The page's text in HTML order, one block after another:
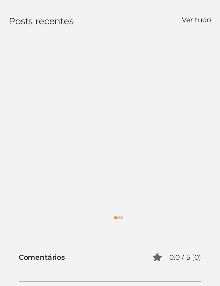
Posts recentes Ver tudo
Comentários 0.0 / 5 (0)